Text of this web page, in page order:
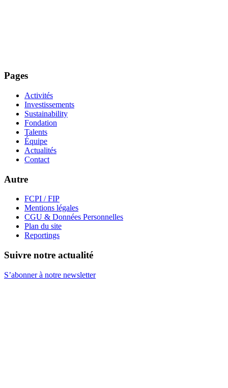
Pages
Activités
Investissements
Sustainability
Fondation
Talents
Équipe
Actualités
Contact
Autre
FCPI / FIP
Mentions légales
CGU & Données Personnelles
Plan du site
Reportings
Suivre notre actualité
S’abonner à notre newsletter